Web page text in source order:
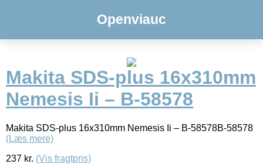
Openviauc
Makita SDS-plus 16x310mm
Nemesis Ii – B-58578
Makita SDS-plus 16x310mm Nemesis Ii – B-58578B-58578
(Læs mere)
237 kr. (Vis fragtpris)